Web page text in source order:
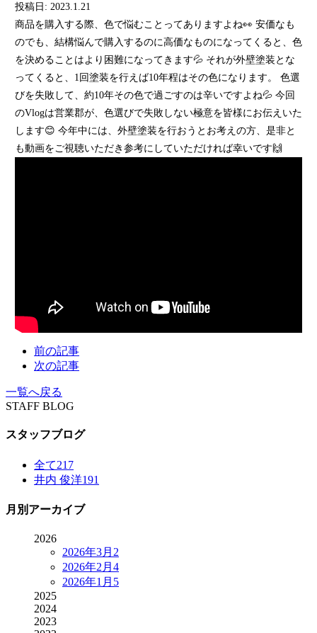
投稿日: 2023.1.21
商品を購入する際、色で悩むことってありますよね👀 安価なも
のでも、結構悩んで購入するのに高価なものになってくると、色
を決めることはより困難になってきます💦 それが外壁塗装とな
ってくると、1回塗装を行えば10年程はその色になります。 色選
びを失敗して、約10年その色で過ごすのは辛いですよね💦 今回
のVlogは営業郡が、色選びで失敗しない極意を皆様にお伝えいた
します😊 今年中には、外壁塗装を行おうとお考えの方、是非と
も動画をご視聴いただき参考にしていただければ幸いです🙌
前の記事
次の記事
一覧へ戻る
STAFF BLOG
スタッフブログ
全て217
井内 俊洋191
月別アーカイブ
2026
2026年3月 2
2026年2月 4
2026年1月 5
2025
2024
2023